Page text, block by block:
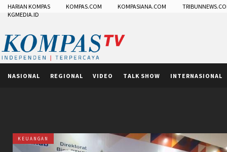
HARIAN KOMPAS KOMPAS.COM KOMPASIANA.COM
KGMEDIA.ID
NASIONAL REGIONAL VIDEO TALK SHOW INTERNASIONAL
KEUANGAN